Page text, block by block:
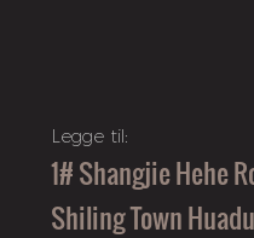
Legge til:
1# Shangjie Hehe
Shiling Town